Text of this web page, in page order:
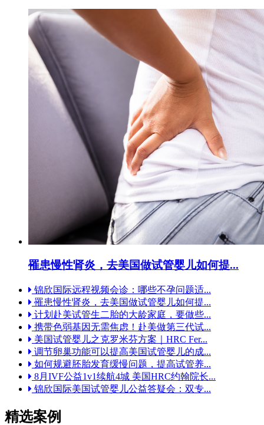
罹患慢性肾炎，去美国做试管婴儿如何提...
锦欣国际远程视频会诊：哪些不孕问题适...
罹患慢性肾炎，去美国做试管婴儿如何提...
计划赴美试管生二胎的大龄家庭，要做些...
携带色弱基因无需焦虑！赴美做第三代试...
美国试管婴儿之克罗米芬方案｜HRC Fer...
调节卵巢功能可以提高美国试管婴儿的成...
如何规避胚胎发育缓慢问题，提高试管养...
8月IVF公益1v1续航4城 美国HRC约翰院长...
锦欣国际美国试管婴儿公益答疑会：双专...
精选案例